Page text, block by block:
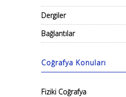
Dergiler
Bağlantılar
Coğrafya Konuları
Fiziki Coğrafya